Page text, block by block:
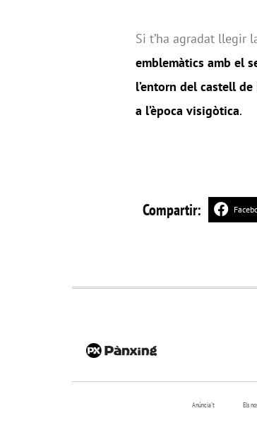
Si t’ha agradat llegir
emblemàtics amb el
l’entorn del castell
a l’època visigòtica.
Compartir:
Anúncia’t Els